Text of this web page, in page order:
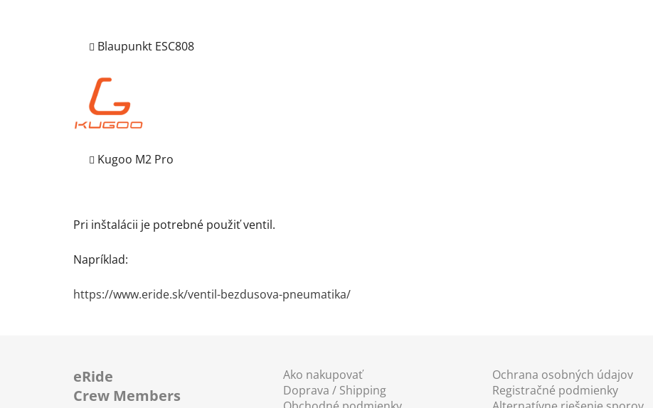
Blaupunkt ESC808
Kugoo M2 Pro
Pri inštalácii je potrebné použiť ventil.
Napríklad:
https://www.eride.sk/ventil-bezdusova-pneumatika/
eRide
Crew Members
Ako nakupovať
Doprava / Shipping
Ochrana osobných údajov
Registračné podmienky